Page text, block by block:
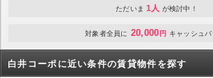
ただいま 1人 が検討中！
対象者全員に 20,000 円 キャッシュバ
白井コーポに近い条件の賃貸物件を探す